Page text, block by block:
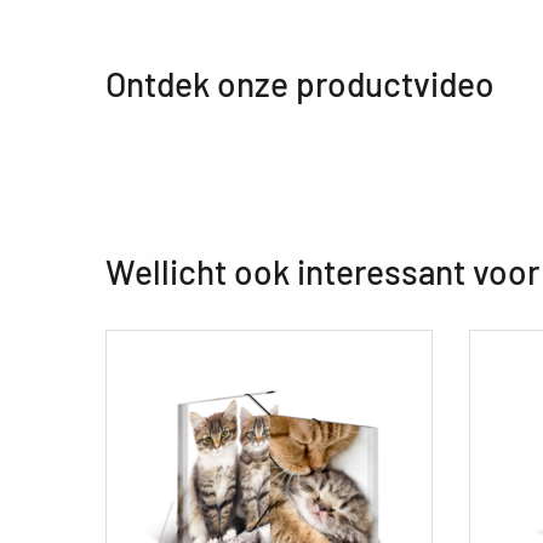
Ontdek onze productvideo
Wellicht ook interessant